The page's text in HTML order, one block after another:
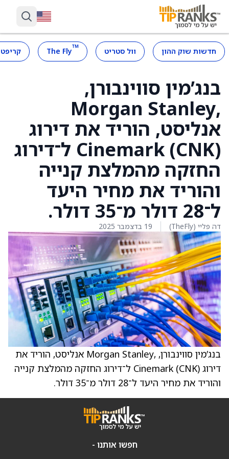
חדשות שוק ההון וול סטריט ™
The Fly
בנג’מין סווינבורן,
,Morgan Stanley
אנליסט, הוריד את דירוג
Cinemark (CNK) ל־דירוג
החזקה מהמלצת קנייה
והוריד את מחיר היעד
ל־28 דולר מ־35 דולר.
דה פליי (TheFly) 19 בדצמבר 2025
בנג’מין סווינבורן, ,Morgan Stanley אנליסט, הוריד את
דירוג Cinemark (CNK) ל־דירוג החזקה מהמלצת קנייה
והוריד את מחיר היעד ל־28 דולר מ־35 דולר.
חפשו אותנו -